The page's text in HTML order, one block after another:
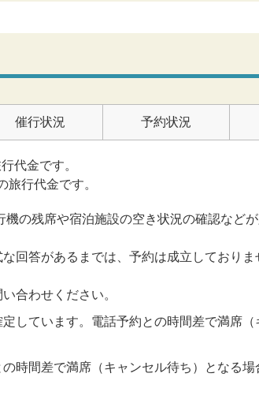
催行状況 予約状況
代金です。
行代金です。
の残席や宿泊施設の空き状況の確認など
回答があるまでは、予約は成立しておりま
合わせください。
しています。電話予約との時間差で満席（
時間差で満席（キャンセル待ち）となる場